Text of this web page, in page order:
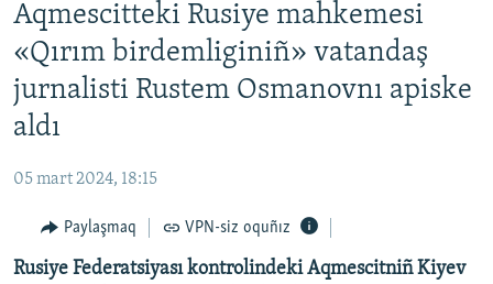
qaytmaq
Baş
navigatsiyağa
qaytmaq
Qıdıruvğa
SİYASET
İQTİSADİYAT
CEMİYET
İNSAN AQLARI
VİDEO
SÜRET
Aqmescitteki Rusiye mahkemesi
«Qırım birdemliginiñ» vatandaş
jurnalisti Rustem Osmanovnı apiske
aldı
05 mart 2024, 18:15
Paylaşmaq VPN-siz oquñız
Rusiye Federatsiyası kontrolindeki Aqmescitniñ Kiyev